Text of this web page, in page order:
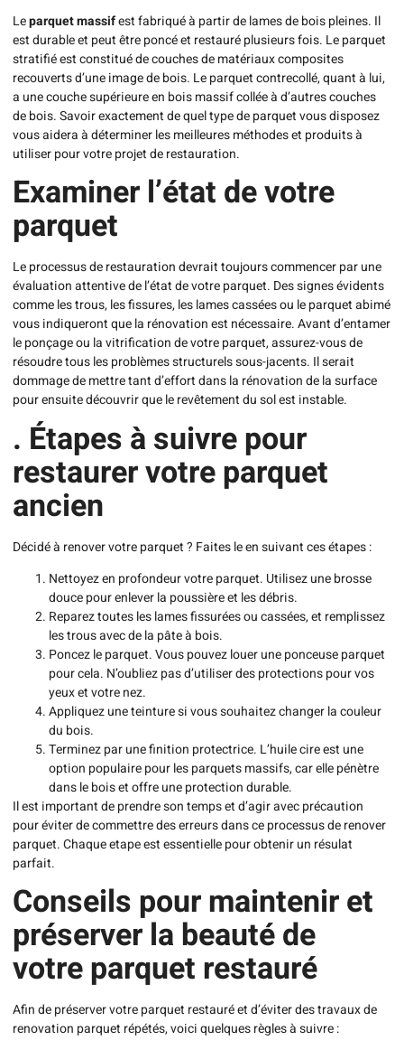
Leparquet massifest fabriqué à partir de lames de bois pleines. Il
est durable et peut être poncé et restauré plusieurs fois. Le parquet
stratifié est constitué de couches de matériaux composites
recouverts d’une image de bois. Le parquet contrecollé, quant à lui,
a une couche supérieure en bois massif collée à d’autres couches
de bois. Savoir exactement de quel type de parquet vous disposez
vous aidera à déterminer les meilleures méthodes et produits à
utiliser pour votre projet de restauration.
Examiner l’état de votre
parquet
Le processus de restauration devrait toujours commencer par une
évaluation attentive de l’état de votre parquet. Des signes évidents
comme les trous, les fissures, les lames cassées ou le parquet abimé
vous indiqueront que la rénovation est nécessaire. Avant d’entamer
le ponçage ou la vitrification de votre parquet, assurez-vous de
résoudre tous les problèmes structurels sous-jacents. Il serait
dommage de mettre tant d’effort dans la rénovation de la surface
pour ensuite découvrir que le revêtement du sol est instable.
. Étapes à suivre pour
restaurer votre parquet
ancien
Décidé à renover votre parquet ? Faites le en suivant ces étapes :
Nettoyez en profondeur votre parquet. Utilisez une brosse
douce pour enlever la poussière et les débris.
Reparez toutes les lames fissurées ou cassées, et remplissez
les trous avec de la pâte à bois.
Poncez le parquet. Vous pouvez louer une ponceuse parquet
pour cela. N’oubliez pas d’utiliser des protections pour vos
yeux et votre nez.
Appliquez une teinture si vous souhaitez changer la couleur
du bois.
Terminez par une finition protectrice. L’huile cire est une
option populaire pour les parquets massifs, car elle pénètre
dans le bois et offre une protection durable.
Il est important de prendre son temps et d’agir avec précaution
pour éviter de commettre des erreurs dans ce processus de renover
parquet. Chaque etape est essentielle pour obtenir un résulat
parfait.
Conseils pour maintenir et
préserver la beauté de
votre parquet restauré
Afin de préserver votre parquet restauré et d’éviter des travaux de
renovation parquet répétés, voici quelques règles à suivre :